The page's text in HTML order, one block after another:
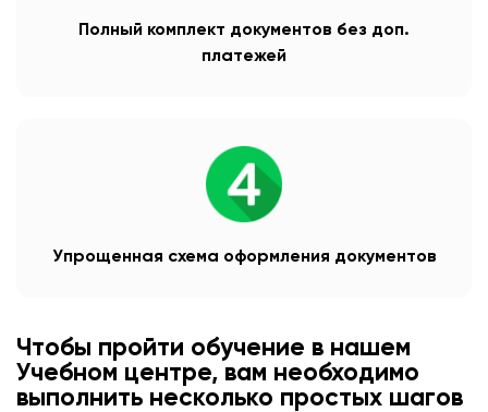
Полный комплект документов без доп.
платежей
Упрощенная схема оформления документов
Чтобы пройти обучение в нашем
Учебном центре, вам необходимо
выполнить несколько простых шагов